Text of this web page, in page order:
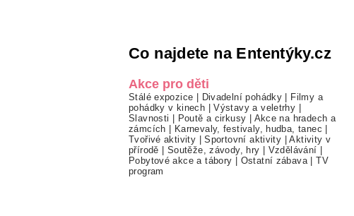
Co najdete na Ententýky.cz
Akce pro děti
Stálé expozice | Divadelní pohádky | Filmy a
pohádky v kinech |Výstavy a veletrhy |
Slavnosti | Poutě a cirkusy | Akce na hradech a
zámcích | Karnevaly, festivaly, hudba, tanec |
Tvořivé aktivity |Sportovní aktivity |Aktivity v
přírodě | Soutěže, závody, hry | Vzdělávání |
Pobytové akce a tábory | Ostatní zábava |TV
program